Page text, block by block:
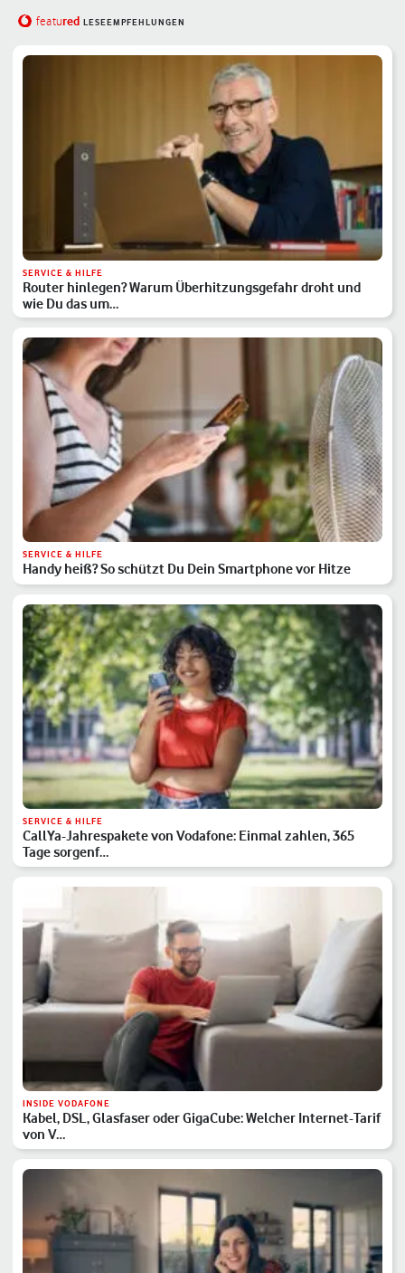
featured LESEEMPFEHLUNGEN
SERVICE & HILFE
Router hinlegen? Warum Überhitzungsgefahr droht und
wie Du das um…
SERVICE & HILFE
Handy heiß? So schützt Du Dein Smartphone vor Hitze
SERVICE & HILFE
CallYa-Jahrespakete von Vodafone: Einmal zahlen, 365
Tage sorgenf…
INSIDE VODAFONE
Kabel, DSL, Glasfaser oder GigaCube: Welcher Internet-Tarif
von V…